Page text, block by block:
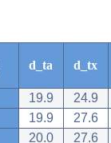
d_ta d_tx
19.9
24.9
19.9
27.6
20.0
27.6